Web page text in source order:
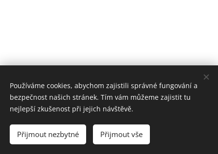
© 2019-2026 VZS ČČK Mladá Boleslav, p.s.
Vytvořeno službou Webnode
Používáme cookies, abychom zajistili správné fungování a
bezpečnost našich stránek. Tím vám můžeme zajistit tu
nejlepší zkušenost při jejich návštěvě.
Přijmout nezbytné Přijmout vše